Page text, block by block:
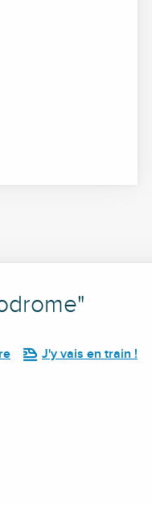
J'y vais en train !